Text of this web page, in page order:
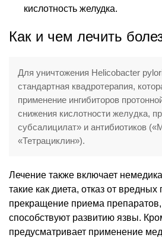
кислотность желудка.
Как и чем лечить
Для уничтожения Helicobacter
стандартная квадротерапия,
применение ингибиторов
снижения кислотности желудка,
субсалицилат» и антибиотиков
«Тетрациклин»).
Лечение также включает
такие как диета, отказ от
прекращение приема
способствуют развитию язвы.
предусматривает применение